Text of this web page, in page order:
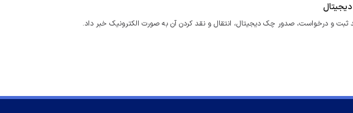
ثبت و درخواست، صدور چک دیجیتال، انتقال و نقد کردن آن به صورت الکترونیک خبر داد.